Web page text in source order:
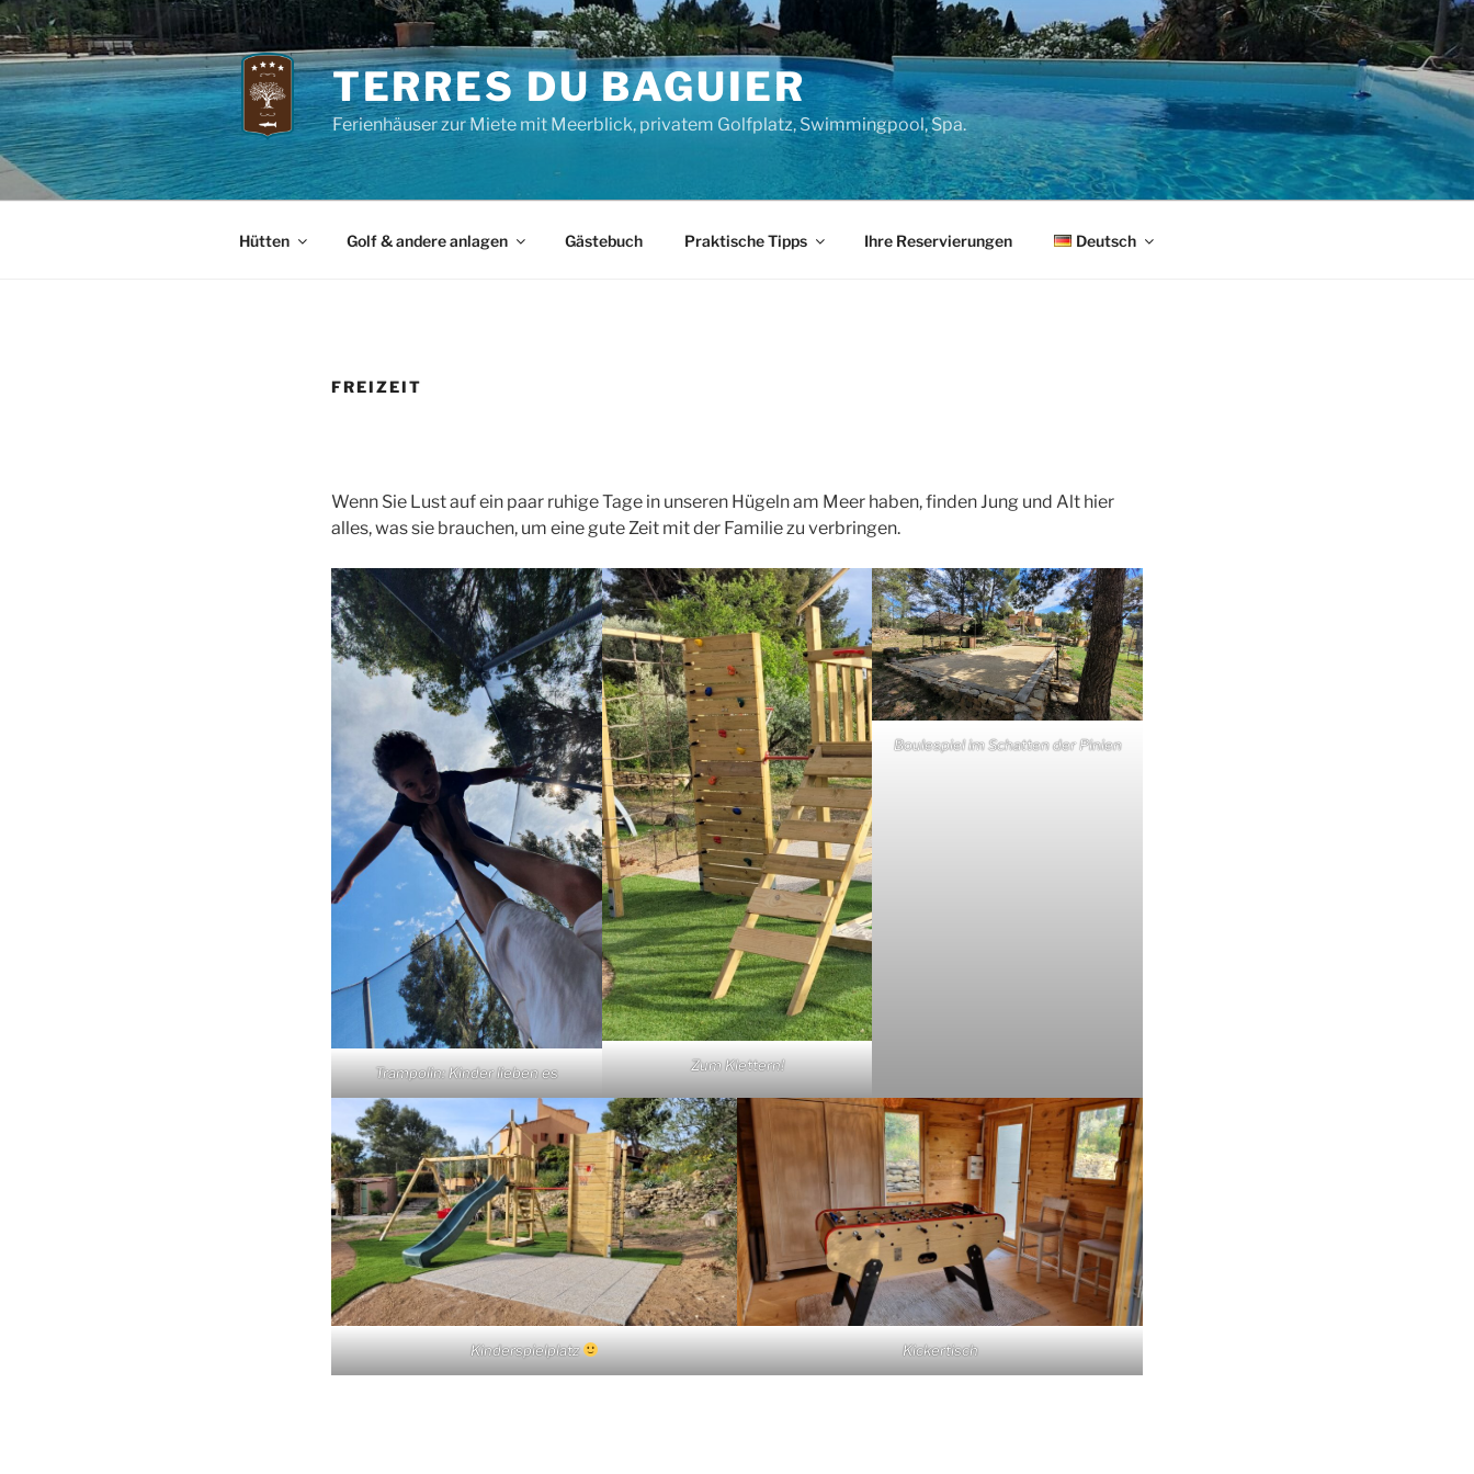
Zum
Inhalt
springen
TERRES DU BAGUIER
Ferienhäuser zur Miete mit Meerblick, privatem Golfplatz, Swimmingpool, Spa.
Hütten Golf & andere anlagen Gästebuch Praktische Tipps Ihre Reservierungen Deutsch
FREIZEIT
Wenn Sie Lust auf ein paar ruhige Tage in unseren Hügeln am Meer haben, finden Jung und Alt hier
alles, was sie brauchen, um eine gute Zeit mit der Familie zu verbringen.
Trampolin: Kinder lieben es Zum Klettern!
Boulespiel im Schatten der Pinien
Kinderspielplatz Kickertisch